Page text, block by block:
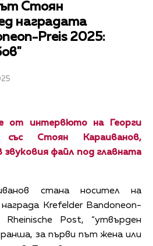
Стоян
наградата
Preis 2025:
от интервюто на Георги
със Стоян Караиванов,
звуковия файл под главната
стана носител на
Krefelder Bandoneon-
Post, “утвърден
за първи път жена или